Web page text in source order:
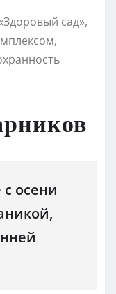
сад»,
осени